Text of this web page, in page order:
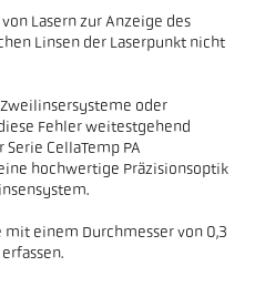
Lasern zur Anzeige des
Linsen der Laserpunkt nicht
oder
Fehler weitestgehend
CellaTemp PA
hochwertige Präzisionsoptik
mit einem Durchmesser von 0,3